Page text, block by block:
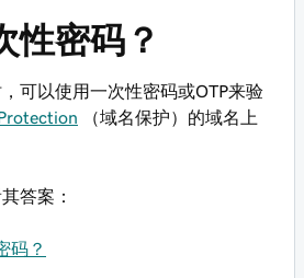
性密码？
可以使用一次性密码或OTP来验
（域名保护）的域名上
答案：
码？